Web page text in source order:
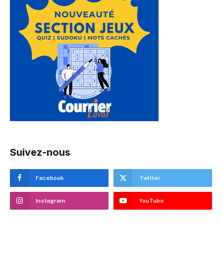
Suivez-nous
Facebook Twitter
Instagram YouTube